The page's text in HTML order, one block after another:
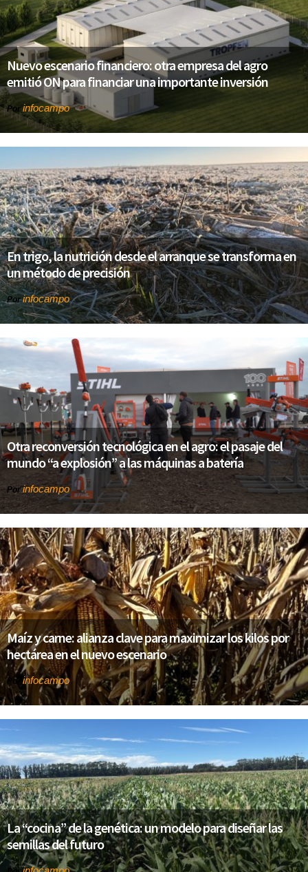
Nuevo escenario financiero: otra empresa del agro
emitió ON para financiar una importante inversión
Por infocampo
En trigo, la nutrición desde el arranque se transforma en
un método de precisión
Porinfocampo
Otra reconversión tecnológica en el agro: el pasaje del
mundo “a explosión” a las máquinas a batería
Porinfocampo
Maíz y carne: alianza clave para maximizar los kilos por
hectárea en el nuevo escenario
Por infocampo
La “cocina” de la genética: un modelo para diseñar las
semillas del futuro